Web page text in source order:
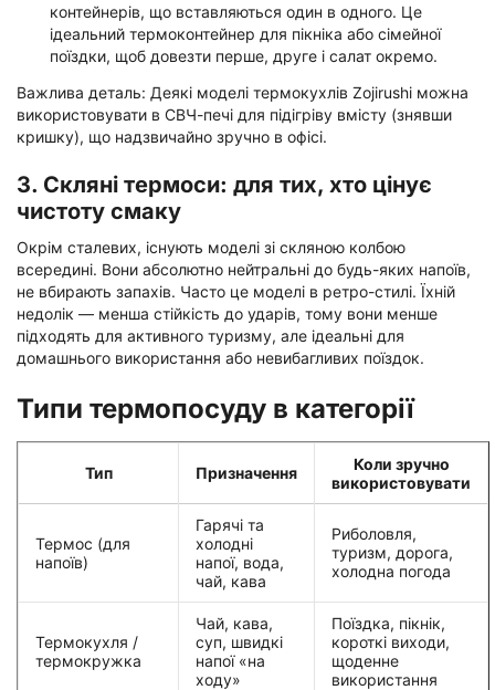
контейнерів, що вставляються один в одного. Це
ідеальний термоконтейнер для пікніка або сімейної
поїздки, щоб довезти перше, друге і салат окремо.
Важлива деталь: Деякі моделі термокухлів Zojirushi можна
використовувати в СВЧ-печі для підігріву вмісту (знявши
кришку), що надзвичайно зручно в офісі.
3. Скляні термоси: для тих, хто цінує
чистоту смаку
Окрім сталевих, існують моделі зі скляною колбою
всередині. Вони абсолютно нейтральні до будь-яких напоїв,
не вбирають запахів. Часто це моделі в ретро-стилі. Їхній
недолік — менша стійкість до ударів, тому вони менше
підходять для активного туризму, але ідеальні для
домашнього використання або невибагливих поїздок.
Типи термопосуду в категорії
Тип Призначення
Коли зручно
використовувати
Термос (для
напоїв)
Гарячі та
холодні
напої, вода,
чай, кава
Риболовля,
туризм, дорога,
холодна погода
Термокухля /
термокружка
Чай, кава,
суп, швидкі
напої «на
ходу»
Поїздка, пікнік,
короткі виходи,
щоденне
використання